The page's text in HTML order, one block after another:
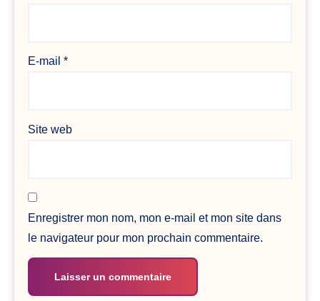
E-mail*
Site web
Enregistrer mon nom, mon e-mail et mon site dans
le navigateur pour mon prochain commentaire.